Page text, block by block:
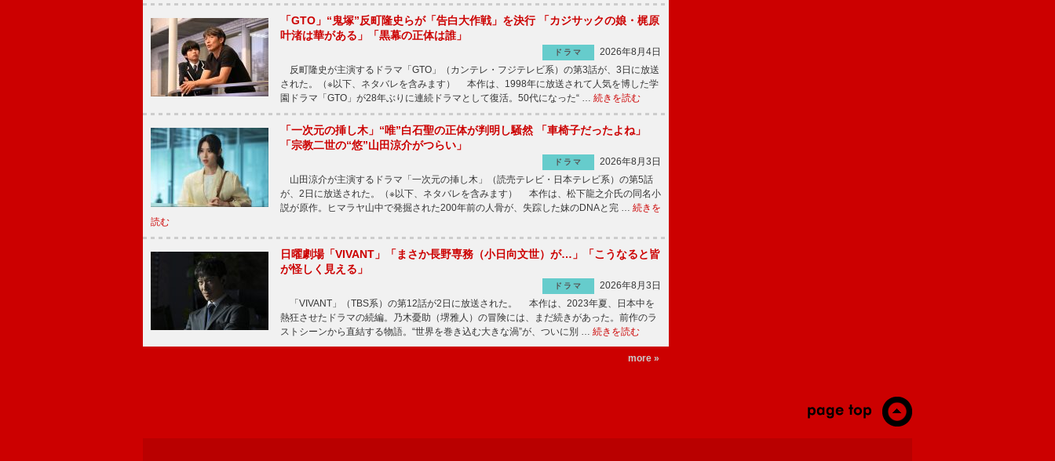
「GTO」“鬼塚”反町隆史らが「告白大作戦」を決行 「カジサックの娘・梶原
叶渚は華がある」「黒幕の正体は誰」
ドラマ
2026年8月4日
反町隆史が主演するドラマ「GTO」（カンテレ・フジテレビ系）の第3話が、3日に放送
された。（※以下、ネタバレを含みます） 本作は、1998年に放送されて人気を博した学
園ドラマ「GTO」が28年ぶりに連続ドラマとして復活。50代になった“ … 続きを読む
「一次元の挿し木」“唯”白石聖の正体が判明し騒然 「車椅子だったよね」
「宗教二世の“悠”山田涼介がつらい」
ドラマ
2026年8月3日
山田涼介が主演するドラマ「一次元の挿し木」（読売テレビ・日本テレビ系）の第5話
が、2日に放送された。（※以下、ネタバレを含みます） 本作は、松下龍之介氏の同名小
説が原作。ヒマラヤ山中で発掘された200年前の人骨が、失踪した妹のDNAと完 … 続きを
読む
日曜劇場「VIVANT」「まさか長野専務（小日向文世）が…」「こうなると皆
が怪しく見える」
ドラマ
2026年8月3日
「VIVANT」（TBS系）の第12話が2日に放送された。 本作は、2023年夏、日本中を
熱狂させたドラマの続編。乃木憂助（堺雅人）の冒険には、まだ続きがあった。前作のラ
ストシーンから直結する物語。“世界を巻き込む大きな渦”が、ついに別 … 続きを読む
more »